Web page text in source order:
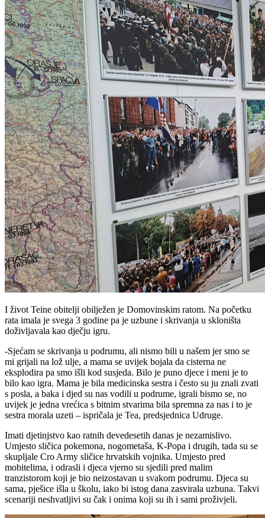
I život Teine obitelji obilježen je Domovinskim ratom. Na početku
rata imala je svega 3 godine pa je uzbune i skrivanja u skloništa
doživljavala kao dječju igru.
-Sjećam se skrivanja u podrumu, ali nismo bili u našem jer smo se
mi grijali na lož ulje, a mama se uvijek bojala da cisterna ne
eksplodira pa smo išli kod susjeda. Bilo je puno djece i meni je to
bilo kao igra. Mama je bila medicinska sestra i često su ju znali zvati
s posla, a baka i djed su nas vodili u podrume, igrali bismo se, no
uvijek je jedna vrećica s bitnim stvarima bila spremna za nas i to je
sestra morala uzeti – ispričala je Tea, predsjednica Udruge.
Imati djetinjstvo kao ratnih devedesetih danas je nezamislivo.
Umjesto sličica pokemona, nogometaša, K-Popa i drugih, tada su se
skupljale Cro Army sličice hrvatskih vojnika. Umjesto pred
mobitelima, i odrasli i djeca vjerno su sjedili pred malim
tranzistorom koji je bio neizostavan u svakom podrumu. Djeca su
sama, pješice išla u školu, iako bi istog dana zasvirala uzbuna. Takvi
scenariji neshvatljivi su čak i onima koji su ih i sami proživjeli.